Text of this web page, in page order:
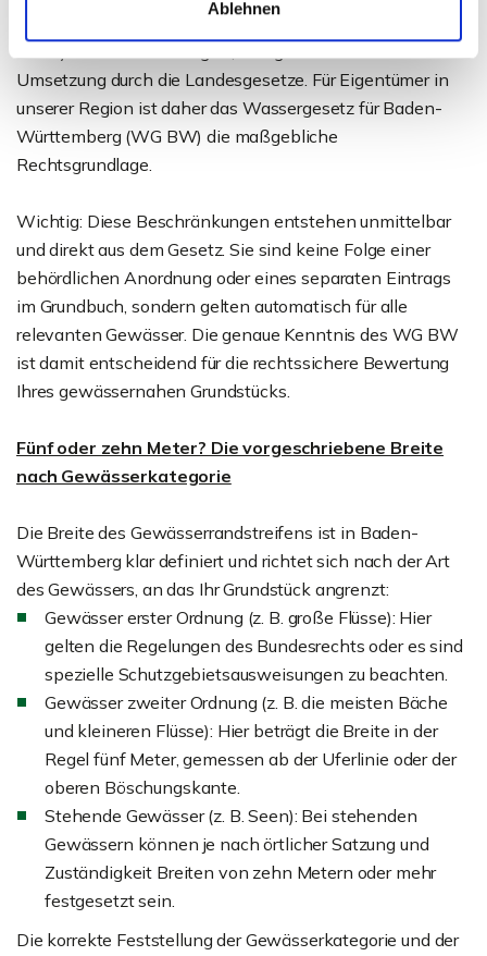
Ablehnen
Umsetzung durch die Landesgesetze. Für Eigentümer in
unserer Region ist daher das Wassergesetz für Baden-
Württemberg (WG BW) die maßgebliche
Rechtsgrundlage.
Wichtig: Diese Beschränkungen entstehen unmittelbar
und direkt aus dem Gesetz. Sie sind keine Folge einer
behördlichen Anordnung oder eines separaten Eintrags
im Grundbuch, sondern gelten automatisch für alle
relevanten Gewässer. Die genaue Kenntnis des WG BW
ist damit entscheidend für die rechtssichere Bewertung
Ihres gewässernahen Grundstücks.
Fünf oder zehn Meter? Die vorgeschriebene Breite
nach Gewässerkategorie
Die Breite des Gewässerrandstreifens ist in Baden-
Württemberg klar definiert und richtet sich nach der Art
des Gewässers, an das Ihr Grundstück angrenzt:
Gewässer erster Ordnung (z. B. große Flüsse): Hier
gelten die Regelungen des Bundesrechts oder es sind
spezielle Schutzgebietsausweisungen zu beachten.
Gewässer zweiter Ordnung (z. B. die meisten Bäche
und kleineren Flüsse): Hier beträgt die Breite in der
Regel fünf Meter, gemessen ab der Uferlinie oder der
oberen Böschungskante.
Stehende Gewässer (z. B. Seen): Bei stehenden
Gewässern können je nach örtlicher Satzung und
Zuständigkeit Breiten von zehn Metern oder mehr
festgesetzt sein.
Die korrekte Feststellung der Gewässerkategorie und der